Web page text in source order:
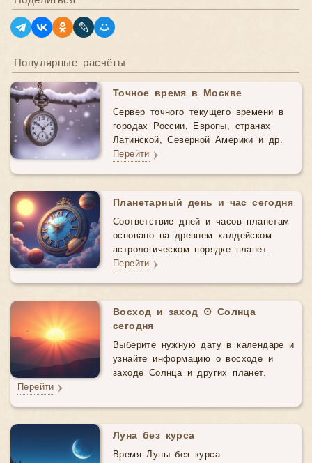
Популярные расчёты
Точное время в Москве
Сервер точного текущего времени в
городах России, Европы, странах
Латинской, Северной Америки и др.
Перейти
Планетарный день и час сегодня
Соответствие дней и часов планетам
основано на древнем халдейском
астрологическом порядке планет.
Перейти
Восход и заход ☉ Солнца
сегодня
Выберите нужную дату в календаре и
узнайте информацию о восходе и
заходе Солнца и других планет.
Перейти
Луна без курса
Время Луны без курса